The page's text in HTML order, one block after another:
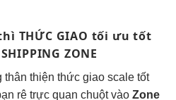
THỨC GIAO tối ưu tốt
SHIPPING ZONE
thân thiện thức giao scale tốt
rê trực quan chuột vào Zone